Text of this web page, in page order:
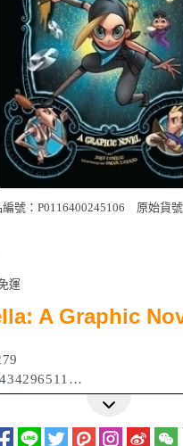
編號：P0116400245106 原始貨
運
A Graphic
， Joey